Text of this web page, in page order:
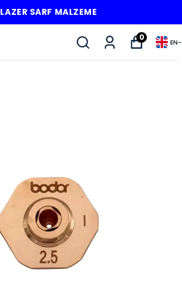
LAZER SARF MALZEME
0
EN-